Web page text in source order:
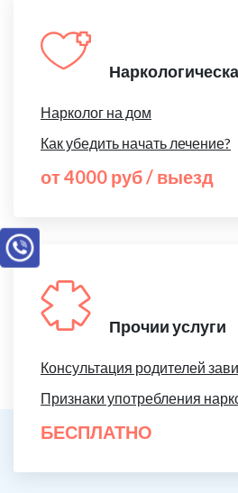
Нарколог на дом
Как убедить начать лечение?
от 4000 руб / выезд
Прочии услуги
Консультация родителей
Признаки употребления
БЕСПЛАТНО